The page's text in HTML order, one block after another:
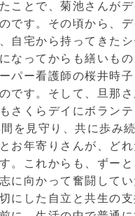
ことで、菊池さんが
です。その頃から、
自宅から持ってきた
なってからも繕いも
パー看護師の桜井時
です。そして、旦那
さくらデイにボラン
を見守り、共に歩み
お年寄りさんが、ど
。これからも、ずー
に向かって奮闘して
にした自立と共生の